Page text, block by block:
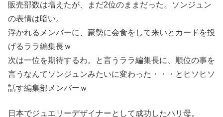
販売部数は増えたが、まだ2位のままだった。ソンジュン
の表情は暗い。
浮かれるメンバーに、豪勢に会食をして来いとカードを投
げるララ編集長ｗ
次は一位を期待するわ。と言うララ編集長に、順位の事を
言うなんてソンジュンみたいに変わった・・・とヒソヒソ
話す編集部メンバーｗ
日本でジュエリーデザイナーとして成功したハリ母。